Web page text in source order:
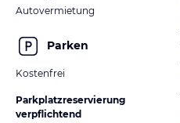
Autovermietung
Parken
Kostenfrei
Parkplatzreservierung
verpflichtend